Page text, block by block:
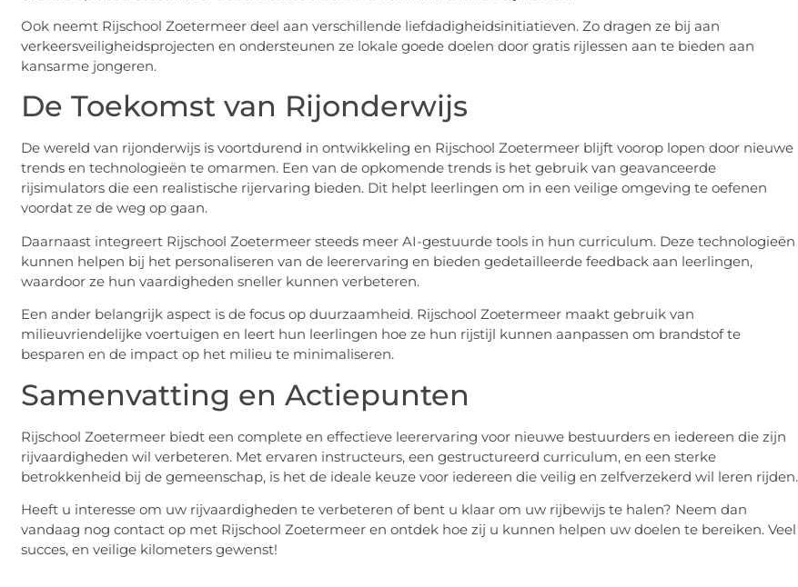
Ook neemt Rijschool Zoetermeer deel aan verschillende liefdadigheidsinitiatieven. Zo dragen ze bij aan
verkeersveiligheidsprojecten en ondersteunen ze lokale goede doelen door gratis rijlessen aan te bieden aan
kansarme jongeren.
De Toekomst van Rijonderwijs
De wereld van rijonderwijs is voortdurend in ontwikkeling en Rijschool Zoetermeer blijft voorop lopen door nieuwe
trends en technologieën te omarmen. Een van de opkomende trends is het gebruik van geavanceerde
rijsimulators die een realistische rijervaring bieden. Dit helpt leerlingen om in een veilige omgeving te oefenen
voordat ze de weg op gaan.
Daarnaast integreert Rijschool Zoetermeer steeds meer AI-gestuurde tools in hun curriculum. Deze technologieën
kunnen helpen bij het personaliseren van de leerervaring en bieden gedetailleerde feedback aan leerlingen,
waardoor ze hun vaardigheden sneller kunnen verbeteren.
Een ander belangrijk aspect is de focus op duurzaamheid. Rijschool Zoetermeer maakt gebruik van
milieuvriendelijke voertuigen en leert hun leerlingen hoe ze hun rijstijl kunnen aanpassen om brandstof te
besparen en de impact op het milieu te minimaliseren.
Samenvatting en Actiepunten
Rijschool Zoetermeer biedt een complete en effectieve leerervaring voor nieuwe bestuurders en iedereen die zijn
rijvaardigheden wil verbeteren. Met ervaren instructeurs, een gestructureerd curriculum, en een sterke
betrokkenheid bij de gemeenschap, is het de ideale keuze voor iedereen die veilig en zelfverzekerd wil leren rijden.
Heeft u interesse om uw rijvaardigheden te verbeteren of bent u klaar om uw rijbewijs te halen? Neem dan
vandaag nog contact op met Rijschool Zoetermeer en ontdek hoe zij u kunnen helpen uw doelen te bereiken. Veel
succes, en veilige kilometers gewenst!